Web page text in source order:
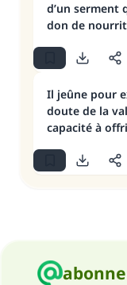
d’un serment
don de
Il jeûne pour
doute de la validité de son acte à
capacité à